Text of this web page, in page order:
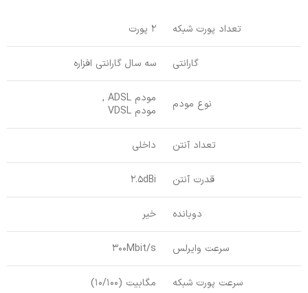
تعداد پورت شبکه 2 پورت
گارانتی سه سال گارانتی افزاره
نوع مودم
مودم ADSL ,
مودم VDSL
تعداد آنتن داخلی
قدرت آنتن 2.5dBi
دوبانده خیر
سرعت وایرلس 300Mbit/s
سرعت پورت شبکه مگابیت (10/100)